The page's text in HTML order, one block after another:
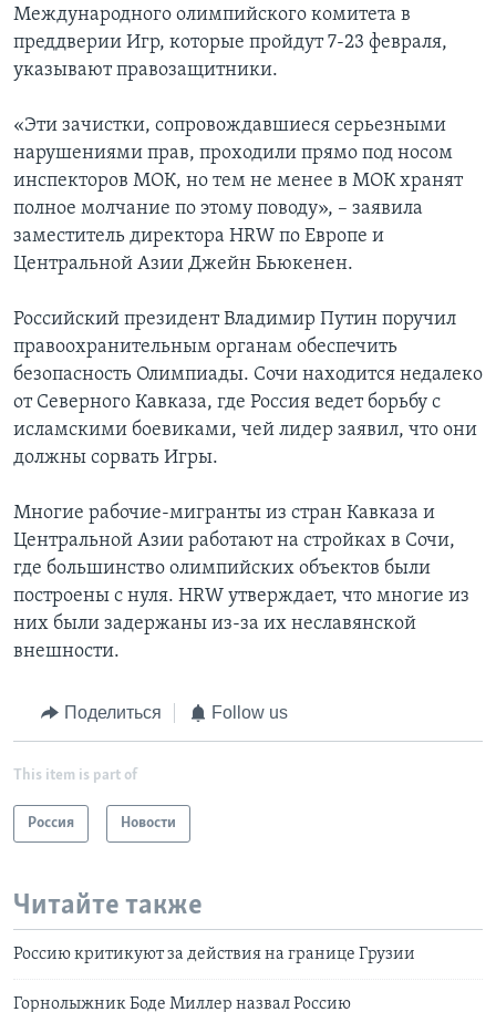
Международного олимпийского комитета в
преддверии Игр, которые пройдут 7-23 февраля,
указывают правозащитники.
«Эти зачистки, сопровождавшиеся серьезными
нарушениями прав, проходили прямо под носом
инспекторов МОК, но тем не менее в МОК хранят
полное молчание по этому поводу», – заявила
заместитель директора HRW по Европе и
Центральной Азии Джейн Бьюкенен.
Российский президент Владимир Путин поручил
правоохранительным органам обеспечить
безопасность Олимпиады. Сочи находится недалеко
от Северного Кавказа, где Россия ведет борьбу с
исламскими боевиками, чей лидер заявил, что они
должны сорвать Игры.
Многие рабочие-мигранты из стран Кавказа и
Центральной Азии работают на стройках в Сочи,
где большинство олимпийских объектов были
построены с нуля. HRW утверждает, что многие из
них были задержаны из-за их неславянской
внешности.
Поделиться Follow us
This item is part of
Россия Новости
Читайте также
Россию критикуют за действия на границе Грузии
Горнолыжник Боде Миллер назвал Россию